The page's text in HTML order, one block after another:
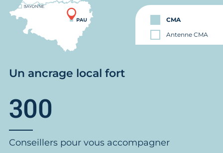
CMA
Antenne CMA
Un ancrage local fort
300
Conseillers pour vous accompagner